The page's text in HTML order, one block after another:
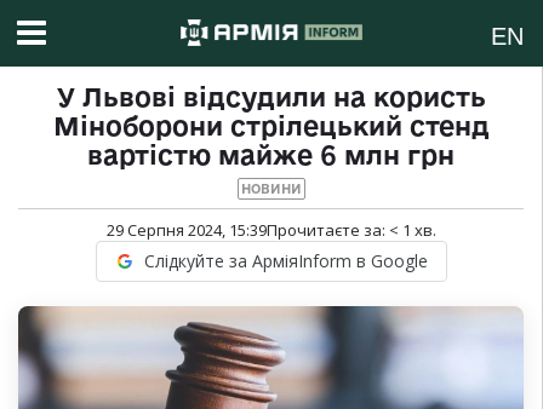
EN
У Львові відсудили на користь
Міноборони стрілецький стенд
вартістю майже 6 млн грн
НОВИНИ
29 Серпня 2024, 15:39Прочитаєте за: < 1 хв.
Слідкуйте за АрміяInform в Google